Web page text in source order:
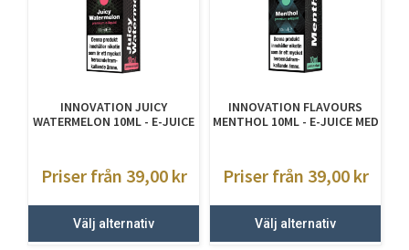
INNOVATION JUICY
WATERMELON 10ML - E-JUICE
Priser från 39,00 kr
Välj alternativ
INNOVATION FLAVOURS
MENTHOL 10ML - E-JUICE MED
Priser från 39,00 kr
Välj alternativ